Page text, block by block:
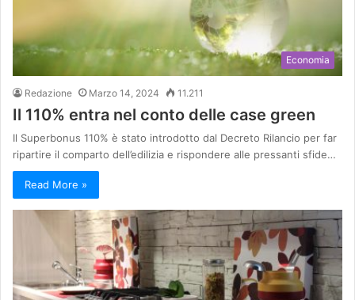
Economia
Redazione Marzo 14, 2024 11.211
Il 110% entra nel conto delle case green
Il Superbonus 110% è stato introdotto dal Decreto Rilancio per far
ripartire il comparto dell’edilizia e rispondere alle pressanti sfide…
Read More »